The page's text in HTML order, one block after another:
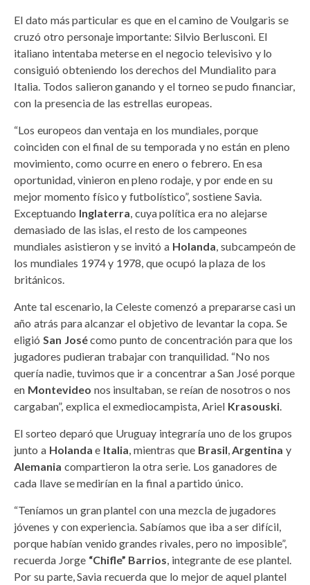
El dato más particular es que en el camino de Voulgaris se
cruzó otro personaje importante: Silvio Berlusconi. El
italiano intentaba meterse en el negocio televisivo y lo
consiguió obteniendo los derechos del Mundialito para
Italia. Todos salieron ganando y el torneo se pudo financiar,
con la presencia de las estrellas europeas.
“Los europeos dan ventaja en los mundiales, porque
coinciden con el final de su temporada y no están en pleno
movimiento, como ocurre en enero o febrero. En esa
oportunidad, vinieron en pleno rodaje, y por ende en su
mejor momento físico y futbolístico”, sostiene Savia.
Exceptuando Inglaterra, cuya política era no alejarse
demasiado de las islas, el resto de los campeones
mundiales asistieron y se invitó a Holanda, subcampeón de
los mundiales 1974 y 1978, que ocupó la plaza de los
británicos.
Ante tal escenario, la Celeste comenzó a prepararse casi un
año atrás para alcanzar el objetivo de levantar la copa. Se
eligió San Josécomo punto de concentración para que los
jugadores pudieran trabajar con tranquilidad. “No nos
quería nadie, tuvimos que ir a concentrar a San José porque
en Montevideo nos insultaban, se reían de nosotros o nos
cargaban”, explica el exmediocampista, Ariel Krasouski.
El sorteo deparó que Uruguay integraría uno de los grupos
junto a Holanda e Italia, mientras que Brasil,Argentina y
Alemania compartieron la otra serie. Los ganadores de
cada llave se medirían en la final a partido único.
“Teníamos un gran plantel con una mezcla de jugadores
jóvenes y con experiencia. Sabíamos que iba a ser difícil,
porque habían venido grandes rivales, pero no imposible”,
recuerda Jorge “Chifle” Barrios, integrante de ese plantel.
Por su parte, Savia recuerda que lo mejor de aquel plantel